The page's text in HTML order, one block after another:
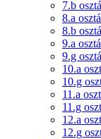
7.b
8.a
8.b
9.a
9.g
10.a
10.g
11.a
11.g
12.a
12.g